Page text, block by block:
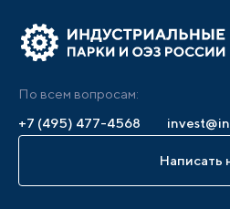
По всем вопросам:
+7 (495) 477-4568
Написать